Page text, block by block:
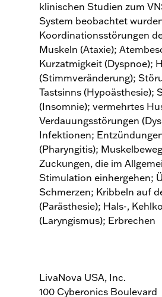
klinischen Studien zum
System beobachtet
Koordinationsstörungen
Muskeln (Ataxie);
Kurzatmigkeit (Dyspnoe);
(Stimmveränderung);
Tastsinns (Hypoästhesie);
(Insomnie); vermehrtes
Verdauungsstörungen
Infektionen;
(Pharyngitis);
Zuckungen, die im
Stimulation einhergehen;
Schmerzen; Kribbeln auf
(Parästhesie); Hals-,
(Laryngismus); Erbrechen
LivaNova USA, Inc.
100 Cyberonics Boulevard